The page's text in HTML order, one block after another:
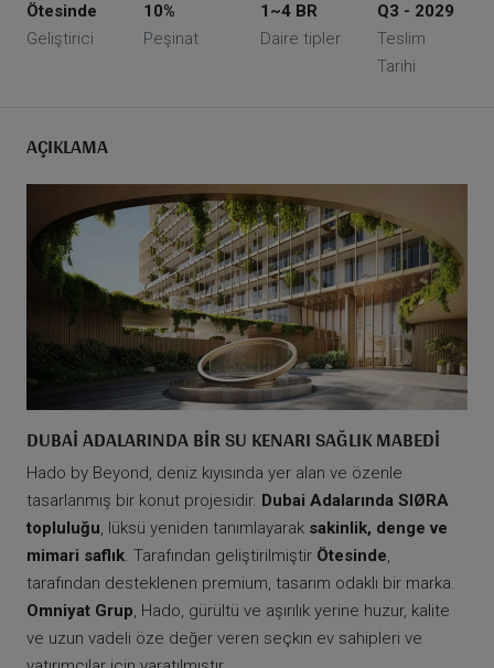
Ötesinde
Geliştirici
10%
Peşinat
1~4 BR
Daire tipler
Q3 - 2029
Teslim
Tarihi
AÇIKLAMA
DUBAI ADALARINDA BIR SU KENARI SAĞLIK MABEDI
Hado by Beyond, deniz kıyısında yer alan ve özenle
tasarlanmış bir konut projesidir. Dubai Adalarında SIØRA
topluluğu, lüksü yeniden tanımlayarak sakinlik, denge ve
mimari saflık. Tarafından geliştirilmiştir Ötesinde,
tarafından desteklenen premium, tasarım odaklı bir marka.
Omniyat Grup, Hado, gürültü ve aşırılık yerine huzur, kalite
ve uzun vadeli öze değer veren seçkin ev sahipleri ve